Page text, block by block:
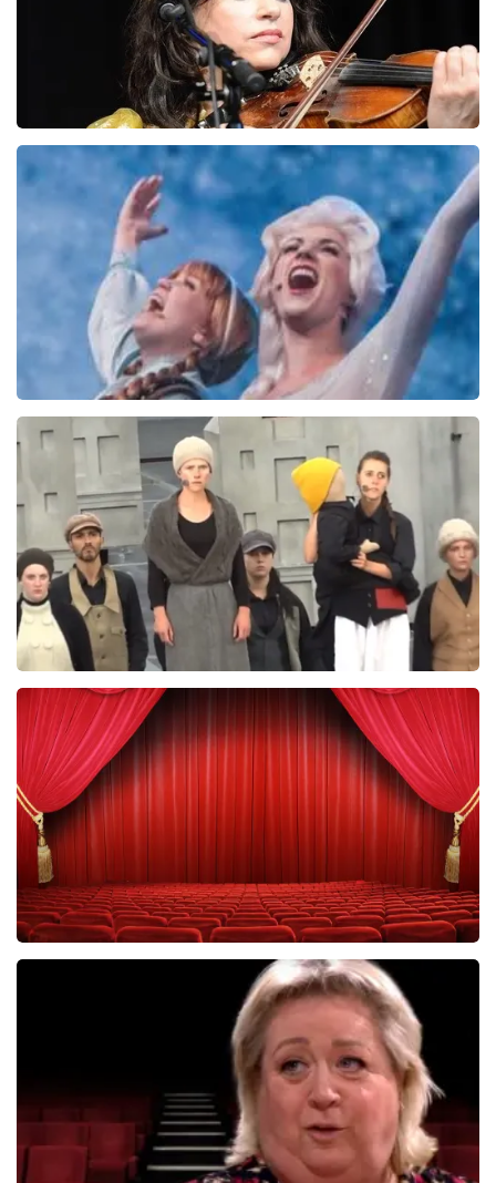
Ellen Ten Damme
157+ reviews
BEKIJKEN
Frozen De Musical
67reviews
BEKIJKEN
Het Pauperparadijs
356+reviews
BEKIJKEN